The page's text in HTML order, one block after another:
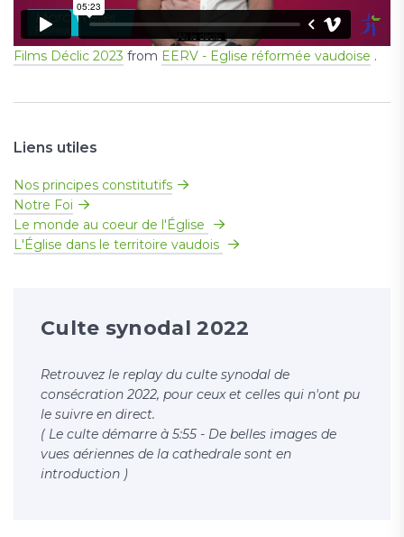
Films Déclic 2023 from EERV - Eglise réformée vaudoise .
Liens utiles
Nos principes constitutifs
Notre Foi
Le monde au coeur de l'Église
L'Église dans le territoire vaudois
Culte synodal 2022
Retrouvez le replay du culte synodal de
consécration 2022, pour ceux et celles qui n'ont pu
le suivre en direct.
( Le culte démarre à 5:55 - De belles images de
vues aériennes de la cathedrale sont en
introduction )